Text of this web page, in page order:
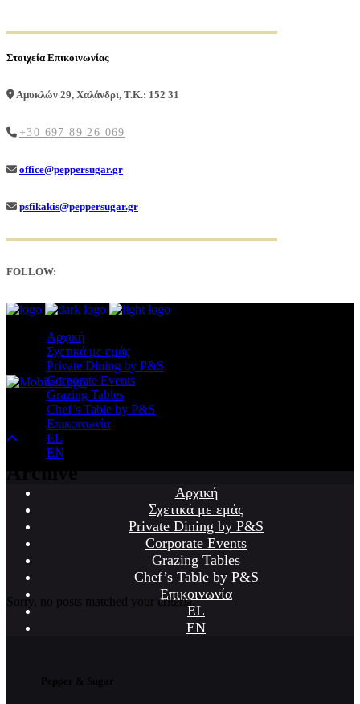
Στοιχεία Επικοινωνίας
Αμυκλών 29, Χαλάνδρι, Τ.Κ.: 152 31
+30 697 89 26 069
office@peppersugar.gr
psfikakis@peppersugar.gr
FOLLOW:
Αρχική
Σχετικά με εμάς
Private Dining by P&S
Corporate Events
Grazing Tables
Chef’s Table by P&S
Επικοινωνία
EL
EN
Αρχική
Σχετικά με εμάς
Private Dining by P&S
Corporate Events
Grazing Tables
Chef’s Table by P&S
Επικοινωνία
EL
EN
Sorry, no posts matched your criteria.